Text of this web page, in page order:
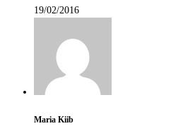
19/02/2016
Maria Kiib